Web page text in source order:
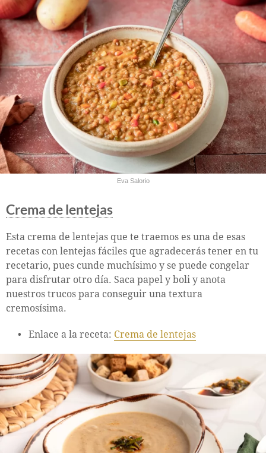
Eva Salorio
Crema de lentejas
Esta crema de lentejas que te traemos es una de esas
recetas con lentejas fáciles que agradecerás tener en tu
recetario, pues cunde muchísimo y se puede congelar
para disfrutar otro día. Saca papel y boli y anota
nuestros trucos para conseguir una textura
cremosísima.
Enlace a la receta: Crema de lentejas